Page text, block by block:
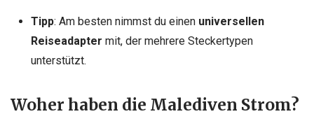
Tipp: Am besten nimmst du einen universellen
Reiseadapter mit, der mehrere Steckertypen
unterstützt.
Woher haben die Malediven Strom?